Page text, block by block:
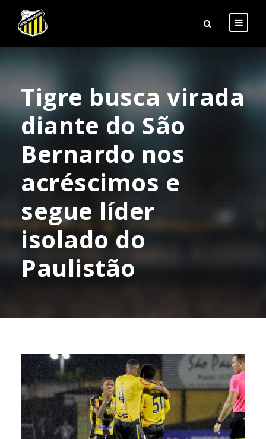
Tigre busca virada
diante do São
Bernardo nos
acréscimos e
segue líder
isolado do
Paulistão